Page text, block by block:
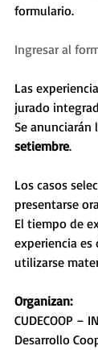
formulario.
Ingresar al
Las
jurado
Se anunciarán
setiembre.
Los casos
presentarse
El tiempo de
experiencia es
utilizarse
Organizan:
CUDECOOP –
Desarrollo